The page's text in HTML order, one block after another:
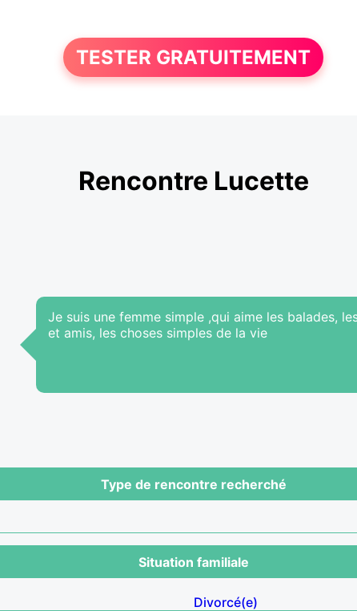
TESTER GRATUITEMENT
Rencontre Lucette
Je suis une femme simple ,qui aime les balades,
et amis, les choses simples de la vie
Type de rencontre recherché
Situation familiale
Divorcé(e)